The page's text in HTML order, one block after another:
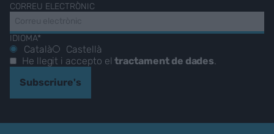
CORREU ELECTRÒNIC
IDIOMA*
Català
Castellà
He llegit i accepto eltractament de dades.
Subscriure's